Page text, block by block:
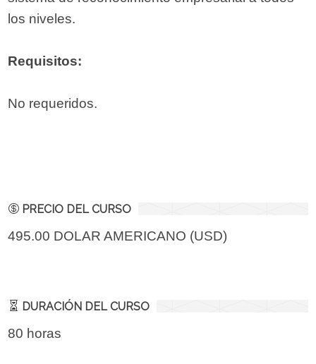
los niveles.
Requisitos:
No requeridos.
PRECIO DEL CURSO
495.00 DOLAR AMERICANO (USD)
DURACIÓN DEL CURSO
80 horas